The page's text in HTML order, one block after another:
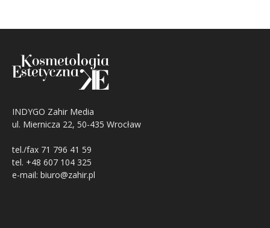
INDYGO Zahir Media
ul. Miernicza 22, 50-435 Wrocław
tel./fax 71 796 41 59
tel. +48 607 104 325
e-mail: biuro@zahir.pl